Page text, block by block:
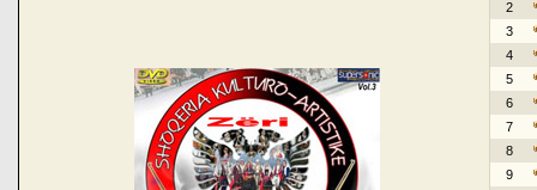
2
3
4
5
6
7
8
9